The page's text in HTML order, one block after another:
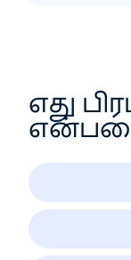
எது